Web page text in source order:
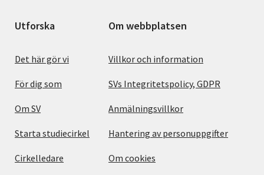
Utforska
Det här gör vi
För dig som
Om SV
Starta studiecirkel
Cirkelledare
Om webbplatsen
Villkor och information
SVs Integritetspolicy, GDPR
Anmälningsvillkor
Hantering av personuppgifter
Om cookies